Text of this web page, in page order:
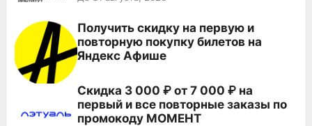
Получить скидку на первую и
повторную покупку билетов на
Яндекс Афише
Скидка 3 000 ₽ от 7 000 ₽ на
первый и все повторные заказы по
промокоду МОМЕНТ